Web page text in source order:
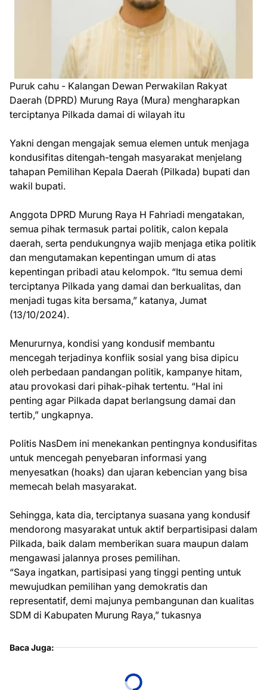
Puruk cahu - Kalangan Dewan Perwakilan Rakyat
Daerah (DPRD) Murung Raya (Mura) mengharapkan
terciptanya Pilkada damai di wilayah itu
Yakni dengan mengajak semua elemen untuk menjaga
kondusifitas ditengah-tengah masyarakat menjelang
tahapan Pemilihan Kepala Daerah (Pilkada) bupati dan
wakil bupati.
Anggota DPRD Murung Raya H Fahriadi mengatakan,
semua pihak termasuk partai politik, calon kepala
daerah, serta pendukungnya wajib menjaga etika politik
dan mengutamakan kepentingan umum di atas
kepentingan pribadi atau kelompok. “Itu semua demi
terciptanya Pilkada yang damai dan berkualitas, dan
menjadi tugas kita bersama,” katanya, Jumat
(13/10/2024).
Menururnya, kondisi yang kondusif membantu
mencegah terjadinya konflik sosial yang bisa dipicu
oleh perbedaan pandangan politik, kampanye hitam,
atau provokasi dari pihak-pihak tertentu. “Hal ini
penting agar Pilkada dapat berlangsung damai dan
tertib,” ungkapnya.
Politis NasDem ini menekankan pentingnya kondusifitas
untuk mencegah penyebaran informasi yang
menyesatkan (hoaks) dan ujaran kebencian yang bisa
memecah belah masyarakat.
Sehingga, kata dia, terciptanya suasana yang kondusif
mendorong masyarakat untuk aktif berpartisipasi dalam
Pilkada, baik dalam memberikan suara maupun dalam
mengawasi jalannya proses pemilihan.
“Saya ingatkan, partisipasi yang tinggi penting untuk
mewujudkan pemilihan yang demokratis dan
representatif, demi majunya pembangunan dan kualitas
SDM di Kabupaten Murung Raya,” tukasnya
Baca Juga: